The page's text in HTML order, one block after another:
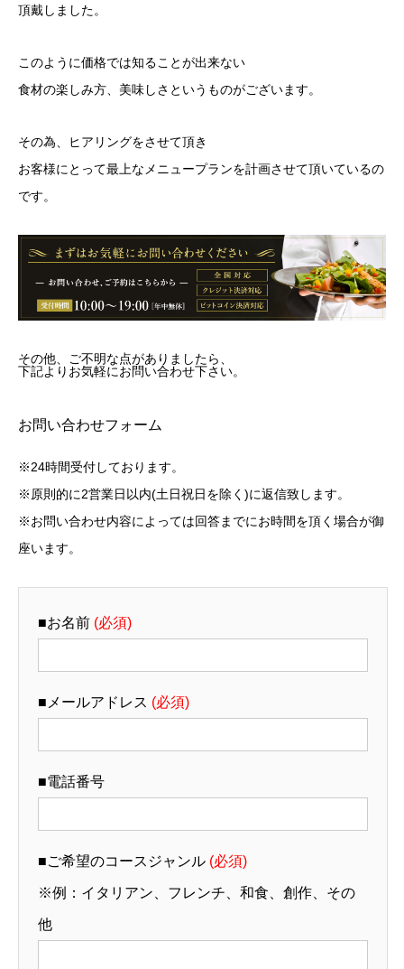
頂戴しました。
このように価格では知ることが出来ない
食材の楽しみ方、美味しさというものがございます。
その為、ヒアリングをさせて頂き
お客様にとって最上なメニュープランを計画させて頂いているの
です。
その他、ご不明な点がありましたら、
下記よりお気軽にお問い合わせ下さい。
お問い合わせフォーム
※24時間受付しております。
※原則的に2営業日以内(土日祝日を除く)に返信致します。
※お問い合わせ内容によっては回答までにお時間を頂く場合が御
座います。
■お名前 (必須)
■メールアドレス (必須)
■電話番号
■ご希望のコースジャンル (必須)
※例：イタリアン、フレンチ、和食、創作、その
他